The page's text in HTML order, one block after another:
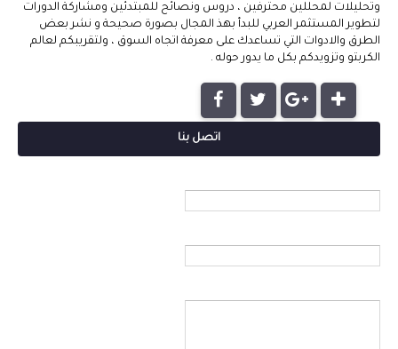
وتحليلات لمحللين محترفين ، دروس ونصائح للمبتدئين ومشاركة الدورات
لتطوير المستثمر العربي للبدأ بهذ المجال بصورة صحيحة و نشر بعض
الطرق والادوات التي تساعدك على معرفة اتجاه السوق ، ولتقريبكم لعالم
الكربتو وتزويدكم بكل ما يدور حوله .
اتصل بنا